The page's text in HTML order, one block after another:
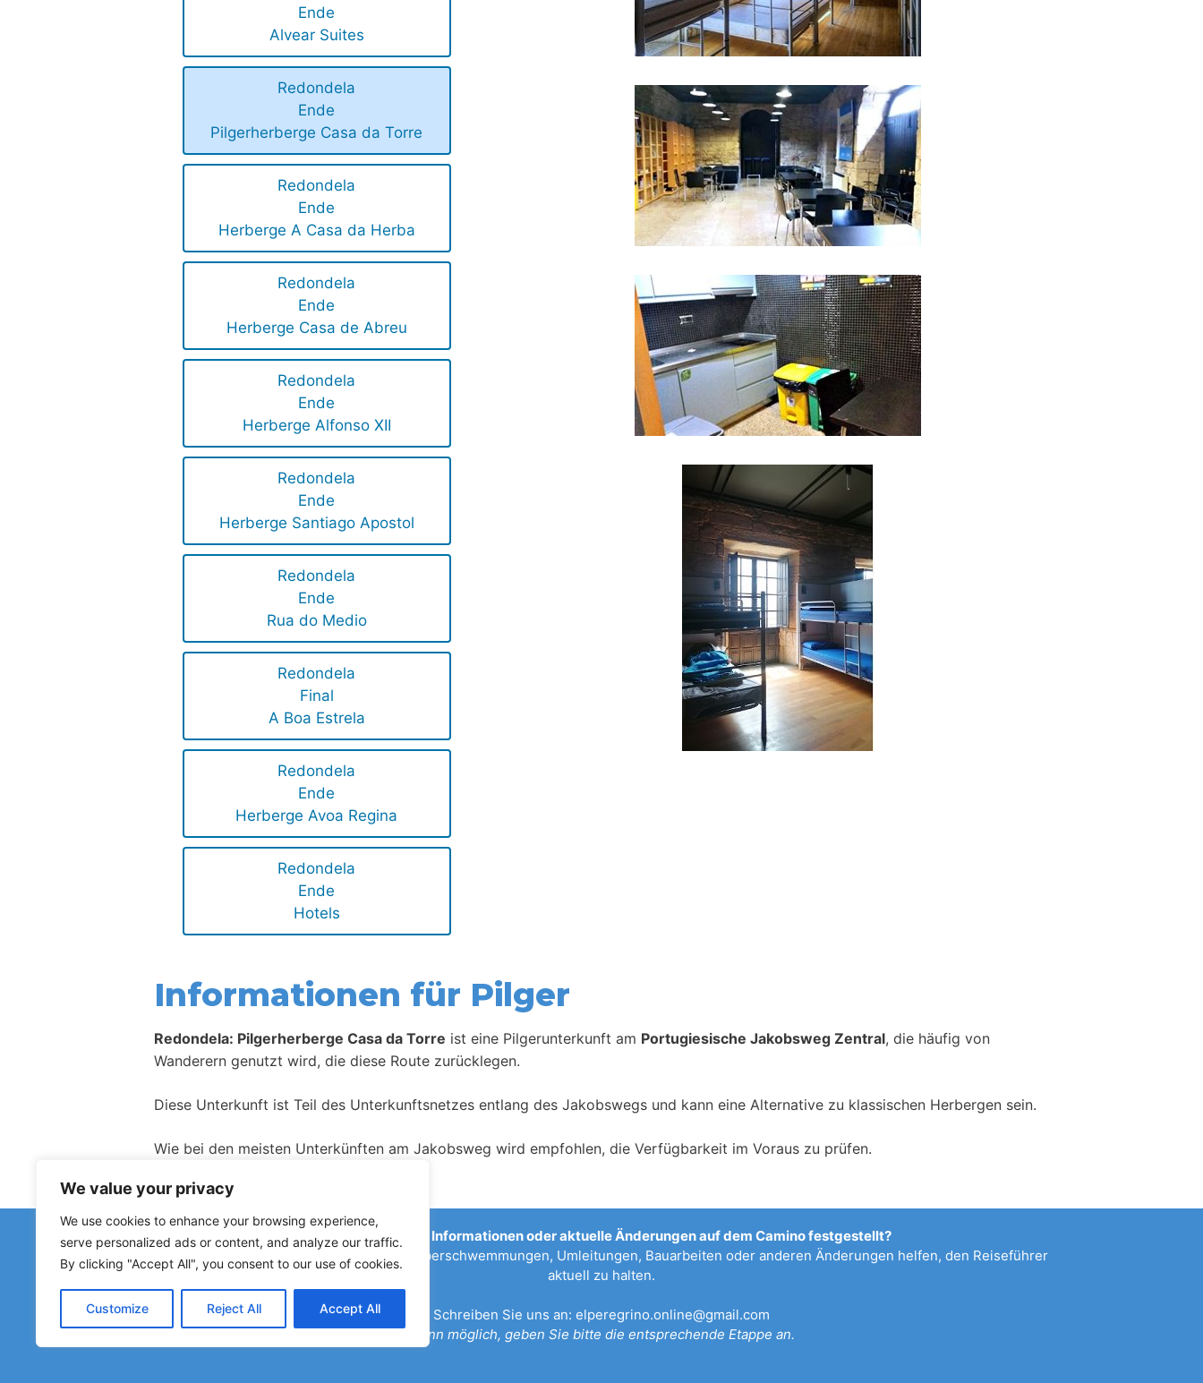
We value your privacy
We use cookies to enhance your browsing experience,
serve personalized ads or content, and analyze our traffic.
By clicking "Accept All", you consent to our use of cookies.
Customize Reject All Accept All
Ende
Alvear Suites
Redondela
Ende
Pilgerherberge Casa da Torre
Redondela
Ende
Herberge A Casa da Herba
Redondela
Ende
Herberge Casa de Abreu
Redondela
Ende
Herberge Alfonso XII
Redondela
Ende
Herberge Santiago Apostol
Redondela
Ende
Rua do Medio
Redondela
Final
A Boa Estrela
Redondela
Ende
Herberge Avoa Regina
Redondela
Ende
Hotels
Informationen für Pilger
Redondela: Pilgerherberge Casa da Torre ist eine Pilgerunterkunft am Portugiesische Jakobsweg Zentral, die häufig von
Wanderern genutzt wird, die diese Route zurücklegen.
Diese Unterkunft ist Teil des Unterkunftsnetzes entlang des Jakobswegs und kann eine Alternative zu klassischen Herbergen sein.
Wie bei den meisten Unterkünften am Jakobsweg wird empfohlen, die Verfügbarkeit im Voraus zu prüfen.
Haben Sie falsche Informationen oder aktuelle Änderungen auf dem Camino festgestellt?
Hinweise zu geschlossenen Herbergen, Überschwemmungen, Umleitungen, Bauarbeiten oder anderen Änderungen helfen, den Reiseführer
aktuell zu halten.
Schreiben Sie uns an: elperegrino.online@gmail.com
Wenn möglich, geben Sie bitte die entsprechende Etappe an.